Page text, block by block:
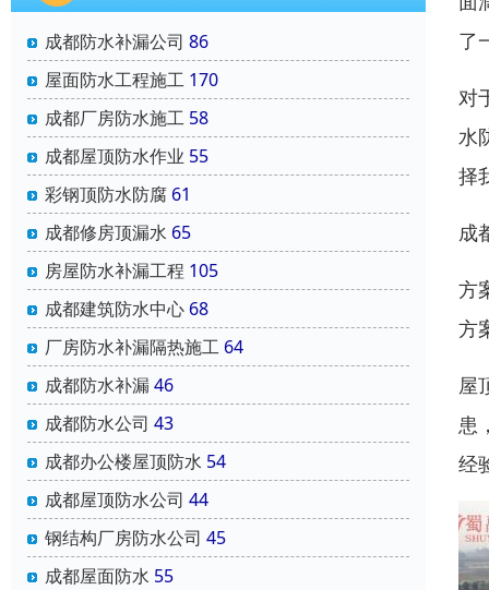
成都防水补漏公司 86
屋面防水工程施工 170
成都厂房防水施工 58
成都屋顶防水作业 55
彩钢顶防水防腐 61
成都修房顶漏水 65
房屋防水补漏工程 105
成都建筑防水中心 68
厂房防水补漏隔热施工 64
成都防水补漏46
成都防水公司 43
成都办公楼屋顶防水 54
成都屋顶防水公司 44
钢结构厂房防水公司 45
成都屋面防水 55
了
对
水
择
成
方
方
屋
患
经